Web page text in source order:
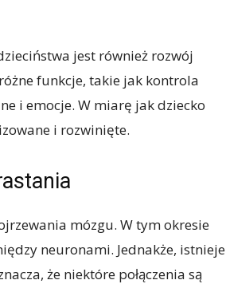
jest również rozwój
funkcje, takie jak kontrola
i emocje. W miarę jak dziecko
i rozwinięte.
mózgu. W tym okresie
neuronami. Jednakże, istnieje
że niektóre połączenia są